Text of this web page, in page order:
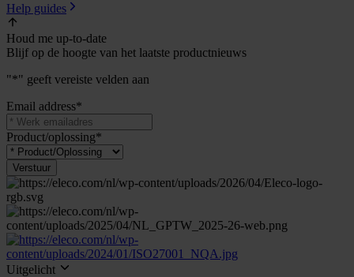
Help guides
Houd me up-to-date
Blijf op de hoogte van het laatste productnieuws
"*" geeft vereiste velden aan
Email address*
Product/oplossing*
Uitgelicht